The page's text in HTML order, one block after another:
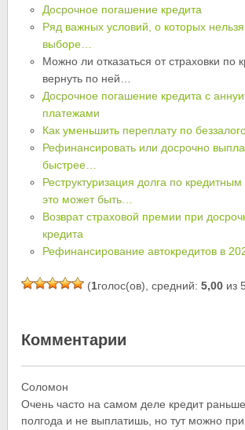
Досрочное погашение кредита
Ряд важных условий, о которых
выборе…
Можно ли отказаться от страховки по
вернуть по ней…
Досрочное погашение кредита с
платежами
Как уменьшить переплату по
Рефинансировать или досрочно
быстрее…
Реструктуризация долга по кредитным
это может быть…
Возврат страховой премии при
кредита
Рефинансирование автокредитов в
(1голос(ов), средний:5,00 из
Комментарии
Соломон
Очень часто на самом деле кредит
полгода и не выплатишь, но тут можно